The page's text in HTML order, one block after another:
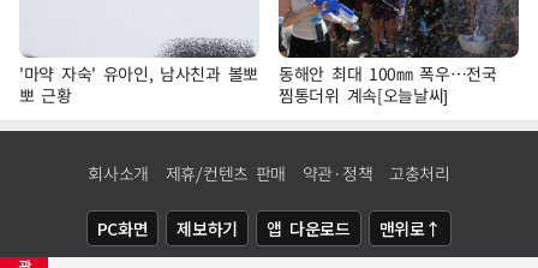
'마약 자숙' 유아인, 남사친과 볼뽀
뽀 근황
동해안 최대 100㎜ 폭우…전국
찜통더위 계속[오늘날씨]
회사소개 제휴/컨텐츠 판매 약관·정책 고충처리
PC화면 제보하기 앱 다운로드 맨위로↑